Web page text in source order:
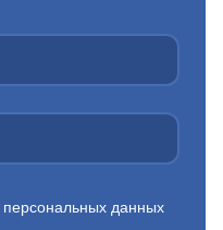
персональных данных